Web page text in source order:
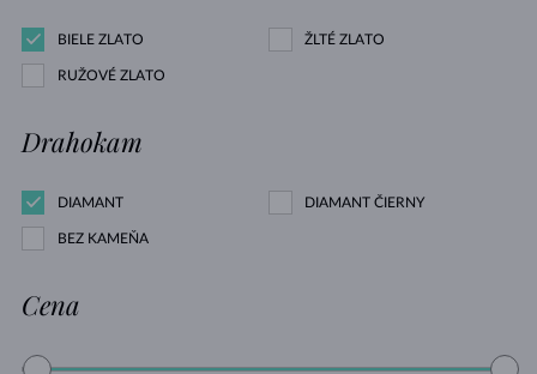
BIELE ZLATO ŽLTÉ ZLATO
RUŽOVÉ ZLATO
Drahokam
DIAMANT DIAMANT ČIERNY
BEZ KAMEŇA
Cena